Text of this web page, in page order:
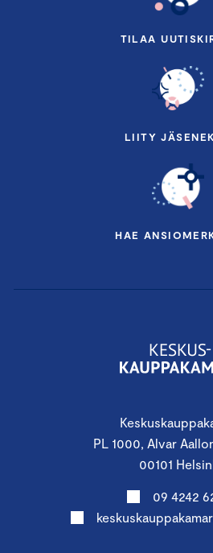
PL 1000, Alvar
00101
09 4242
TILAA
LIITY
HAE